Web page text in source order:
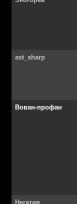
ast_sharp
Вован-профан
Негатив